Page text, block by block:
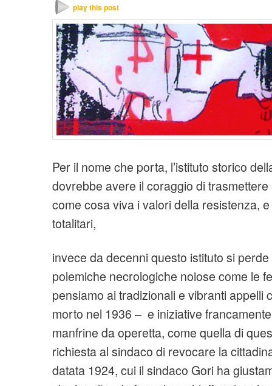
play this post
Per il nome che porta, l’istituto storico
dovrebbe avere il coraggio di
come cosa viva i valori della resistenza,
totalitari,
invece da decenni questo istituto si
polemiche necrologiche noiose come le
pensiamo ai tradizionali e vibranti appelli
morto nel 1936 – e iniziative
manfrine da operetta, come quella di
richiesta al sindaco di revocare la
datata 1924, cui il sindaco Gori ha